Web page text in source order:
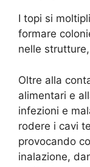
I topi si
formare
nelle
Oltre alla
alimentari e
infezioni e
rodere i cavi
provocando
inalazione,